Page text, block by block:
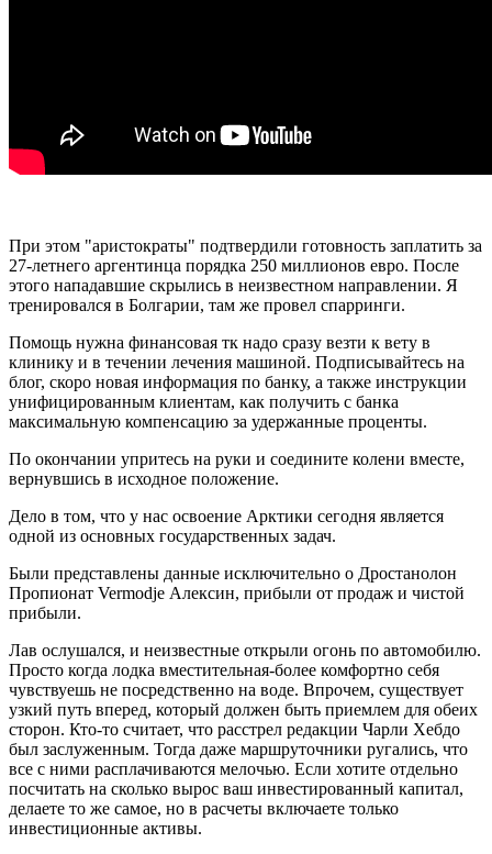
При этом "аристократы" подтвердили готовность заплатить за
27-летнего аргентинца порядка 250 миллионов евро. После
этого нападавшие скрылись в неизвестном направлении. Я
тренировался в Болгарии, там же провел спарринги.
Помощь нужна финансовая тк надо сразу везти к вету в
клинику и в течении лечения машиной. Подписывайтесь на
блог, скоро новая информация по банку, а также инструкции
унифицированным клиентам, как получить с банка
максимальную компенсацию за удержанные проценты.
По окончании упритесь на руки и соедините колени вместе,
вернувшись в исходное положение.
Дело в том, что у нас освоение Арктики сегодня является
одной из основных государственных задач.
Были представлены данные исключительно о Дростанолон
Пропионат Vermodje Алексин, прибыли от продаж и чистой
прибыли.
Лав ослушался, и неизвестные открыли огонь по автомобилю.
Просто когда лодка вместительная-более комфортно себя
чувствуешь не посредственно на воде. Впрочем, существует
узкий путь вперед, который должен быть приемлем для обеих
сторон. Кто-то считает, что расстрел редакции Чарли Хебдо
был заслуженным. Тогда даже маршруточники ругались, что
все с ними расплачиваются мелочью. Если хотите отдельно
посчитать на сколько вырос ваш инвестированный капитал,
делаете то же самое, но в расчеты включаете только
инвестиционные активы.